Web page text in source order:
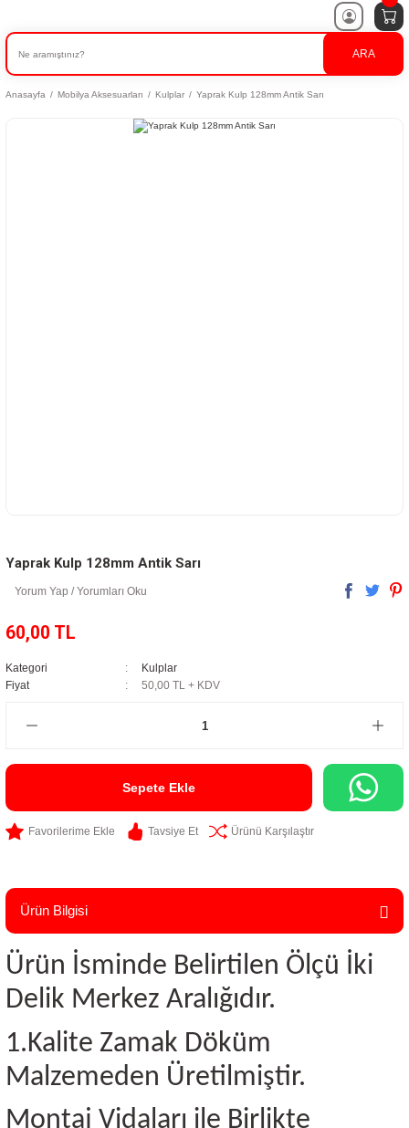
ARA
Anasayfa Mobilya Aksesuarları Kulplar Yaprak Kulp 128mm Antik Sarı
Yaprak Kulp 128mm Antik Sarı
Yorum Yap / Yorumları Oku
60,00 TL
Kategori
Kulplar
Fiyat
50,00 TL + KDV
Sepete Ekle
Tavsiye Et Ürünü Karşılaştır
Ürün Bilgisi
Ürün İsminde Belirtilen Ölçü İki
Delik Merkez Aralığıdır.
1.Kalite Zamak Döküm
Malzemeden Üretilmiştir.
Montaj Vidaları ile Birlikte